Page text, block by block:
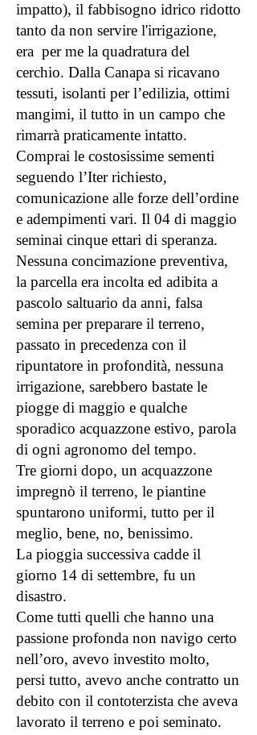
impatto), il fabbisogno idrico ridotto
tanto da non servire l'irrigazione,
era per me la quadratura del
cerchio. Dalla Canapa si ricavano
tessuti, isolanti per l’edilizia, ottimi
mangimi, il tutto in un campo che
rimarrà praticamente intatto.
Comprai le costosissime sementi
seguendo l’Iter richiesto,
comunicazione alle forze dell’ordine
e adempimenti vari. Il 04 di maggio
seminai cinque ettari di speranza.
Nessuna concimazione preventiva,
la parcella era incolta ed adibita a
pascolo saltuario da anni, falsa
semina per preparare il terreno,
passato in precedenza con il
ripuntatore in profondità, nessuna
irrigazione, sarebbero bastate le
piogge di maggio e qualche
sporadico acquazzone estivo, parola
di ogni agronomo del tempo.
Tre giorni dopo, un acquazzone
impregnò il terreno, le piantine
spuntarono uniformi, tutto per il
meglio, bene, no, benissimo.
La pioggia successiva cadde il
giorno 14 di settembre, fu un
disastro.
Come tutti quelli che hanno una
passione profonda non navigo certo
nell’oro, avevo investito molto,
persi tutto, avevo anche contratto un
debito con il contoterzista che aveva
lavorato il terreno e poi seminato.